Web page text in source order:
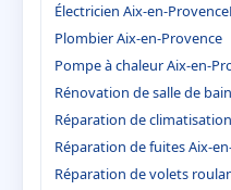
Électricien Aix-en-Provence
Plombier Aix-en-Provence
Pompe à chaleur Aix-en-
Rénovation de salle de
Réparation de
Réparation de fuites Aix-
Réparation de volets